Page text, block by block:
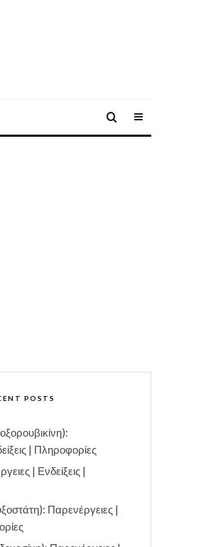
POSTS
| Πληροφορίες
| Ενδείξεις |
Παρενέργειες |